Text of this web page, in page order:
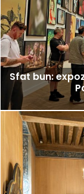
Sfat bun: